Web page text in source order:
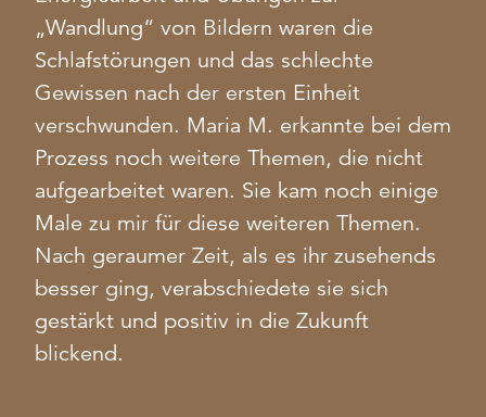
„Wandlung“ von Bildern waren die
Schlafstörungen und das schlechte
Gewissen nach der ersten Einheit
verschwunden. Maria M. erkannte bei dem
Prozess noch weitere Themen, die nicht
aufgearbeitet waren. Sie kam noch einige
Male zu mir für diese weiteren Themen.
Nach geraumer Zeit, als es ihr zusehends
besser ging, verabschiedete sie sich
gestärkt und positiv in die Zukunft
blickend.